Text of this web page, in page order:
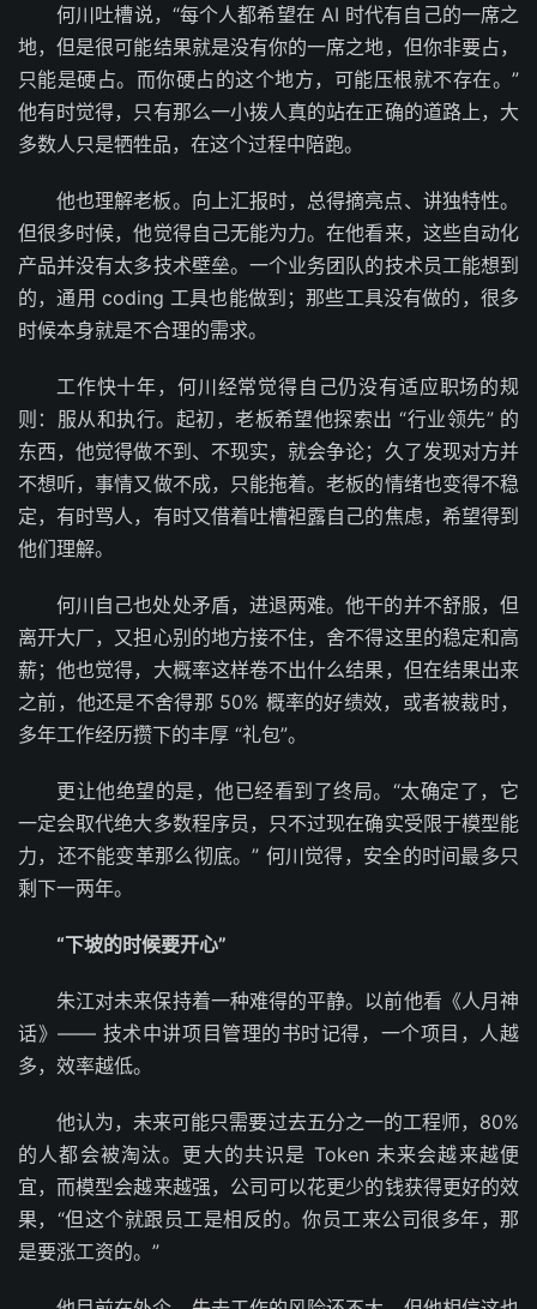
何川吐槽说，“每个人都希望在 AI 时代有自己的一席之
地，但是很可能结果就是没有你的一席之地，但你非要占，
只能是硬占。而你硬占的这个地方，可能压根就不存在。”
他有时觉得，只有那么一小拨人真的站在正确的道路上，大
多数人只是牺牲品，在这个过程中陪跑。
他也理解老板。向上汇报时，总得摘亮点、讲独特性。
但很多时候，他觉得自己无能为力。在他看来，这些自动化
产品并没有太多技术壁垒。一个业务团队的技术员工能想到
的，通用 coding 工具也能做到；那些工具没有做的，很多
时候本身就是不合理的需求。
工作快十年，何川经常觉得自己仍没有适应职场的规
则：服从和执行。起初，老板希望他探索出 “行业领先” 的
东西，他觉得做不到、不现实，就会争论；久了发现对方并
不想听，事情又做不成，只能拖着。老板的情绪也变得不稳
定，有时骂人，有时又借着吐槽袒露自己的焦虑，希望得到
他们理解。
何川自己也处处矛盾，进退两难。他干的并不舒服，但
离开大厂，又担心别的地方接不住，舍不得这里的稳定和高
薪；他也觉得，大概率这样卷不出什么结果，但在结果出来
之前，他还是不舍得那 50% 概率的好绩效，或者被裁时，
多年工作经历攒下的丰厚 “礼包”。
更让他绝望的是，他已经看到了终局。“太确定了，它
一定会取代绝大多数程序员，只不过现在确实受限于模型能
力，还不能变革那么彻底。” 何川觉得，安全的时间最多只
剩下一两年。
“下坡的时候要开心”
朱江对未来保持着一种难得的平静。以前他看《人月神
话》—— 技术中讲项目管理的书时记得，一个项目，人越
多，效率越低。
他认为，未来可能只需要过去五分之一的工程师，80%
的人都会被淘汰。更大的共识是 Token 未来会越来越便
宜，而模型会越来越强，公司可以花更少的钱获得更好的效
果，“但这个就跟员工是相反的。你员工来公司很多年，那
是要涨工资的。”